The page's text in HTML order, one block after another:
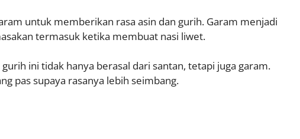
untuk memberikan rasa asin dan gurih. Garam menjadi
termasuk ketika membuat nasi liwet.
ini tidak hanya berasal dari santan, tetapi juga garam.
pas supaya rasanya lebih seimbang.